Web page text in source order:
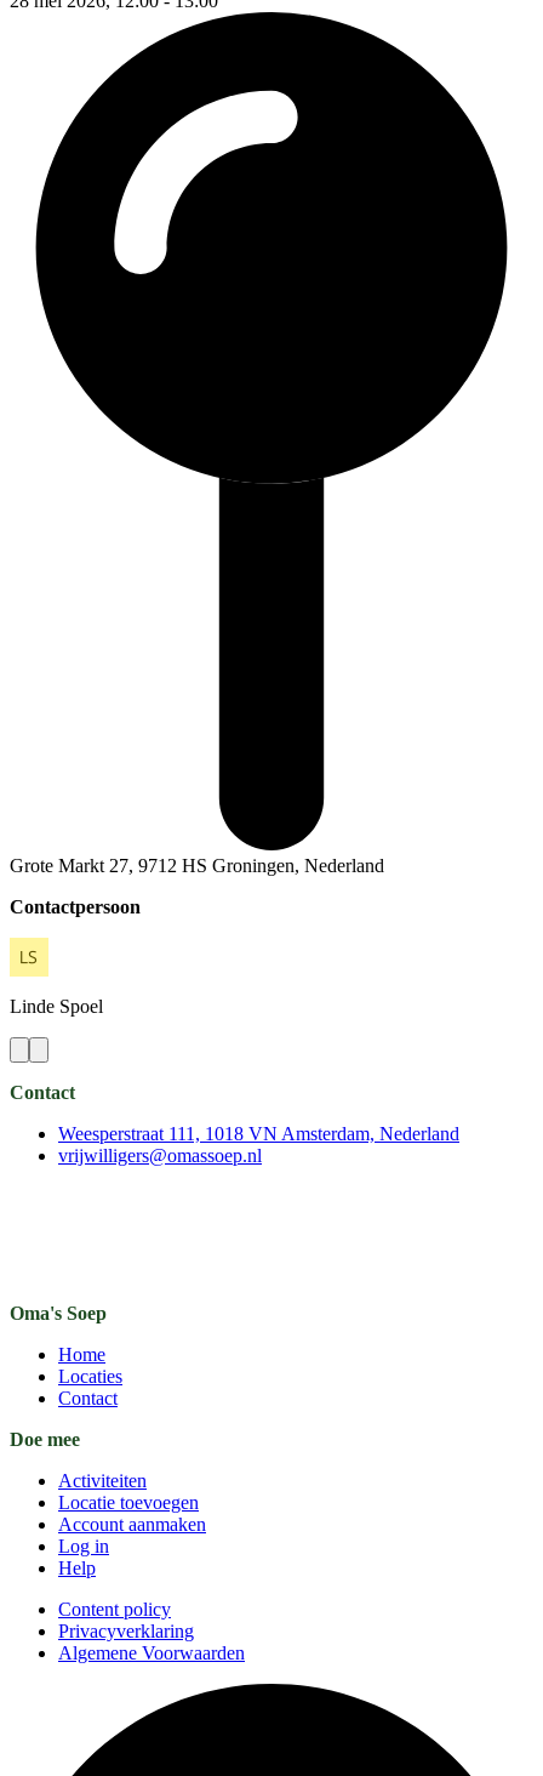
Grote Markt 27, 9712 HS Groningen, Nederland
Contactpersoon
Linde Spoel
Contact
Weesperstraat 111, 1018 VN Amsterdam, Nederland
vrijwilligers@omassoep.nl
Oma's Soep
Home
Locaties
Contact
Doe mee
Activiteiten
Locatie toevoegen
Account aanmaken
Log in
Help
Content policy
Privacyverklaring
Algemene Voorwaarden